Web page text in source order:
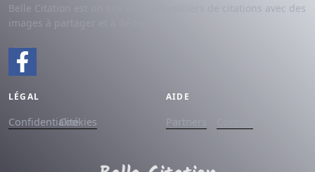
Belle Citation est un site avec des milliers de citations avec des
images à partager et à dédier.
LÉGAL
ConfidentialitéCookies
AIDE
Partners